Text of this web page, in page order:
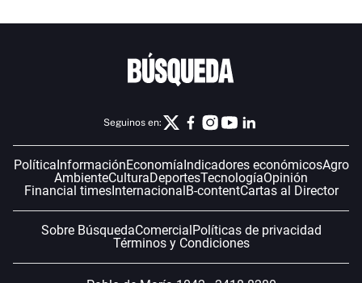
Seguinos en:
PolíticaInformaciónEconomíaIndicadores económicosAgro
AmbienteCulturaDeportesTecnologíaOpinión
Financial timesInternacionalB-contentCartas al Director
Sobre BúsquedaComercialPolíticas de privacidad
Términos y Condiciones